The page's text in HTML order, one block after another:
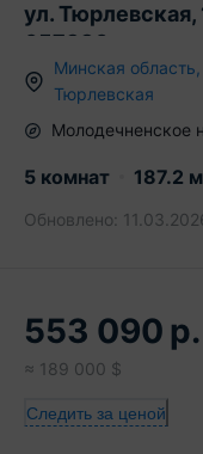
ул.
657330
Минская область
Тюрлевская
Молодечненское
5 комнат 187.2 м
Обновлено:
553 090 р.
≈ 189 000 $
Следить за ценой